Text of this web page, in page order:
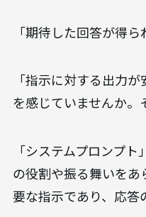
「期待した回答が得ら
「指示に対する出力
を感じていませんか。
「システムプロンプ
の役割や振る舞いを
要な指示であり、応答